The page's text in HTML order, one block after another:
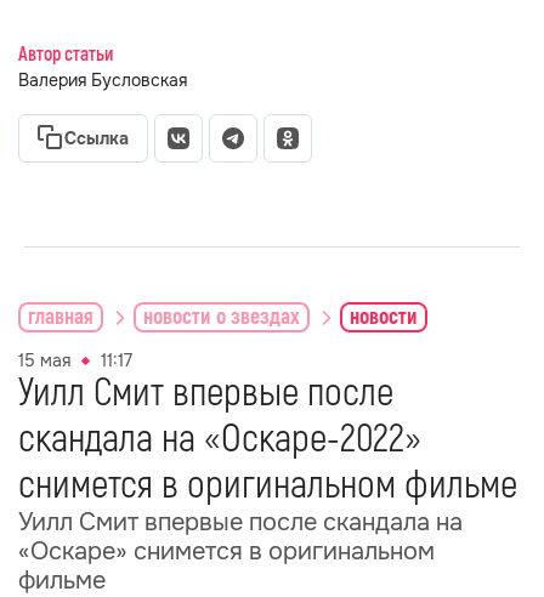
Автор статьи
Валерия Бусловская
Ссылка
главная новости о звездах новости
15 мая 11:17
Уилл Смит впервые после
скандала на «Оскаре-2022»
снимется в оригинальном фильме
Уилл Смит впервые после скандала на
«Оскаре» снимется в оригинальном
фильме